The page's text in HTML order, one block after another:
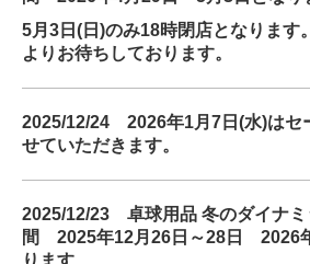
5月3日(日)のみ18時閉店となります。
よりお待ちしております。
2025/12/24 2026年1月7日(水)はセ
せていただきます。
2025/12/23 卓球用品 冬のダイナ
間 2025年12月26日～28日 2026
ります